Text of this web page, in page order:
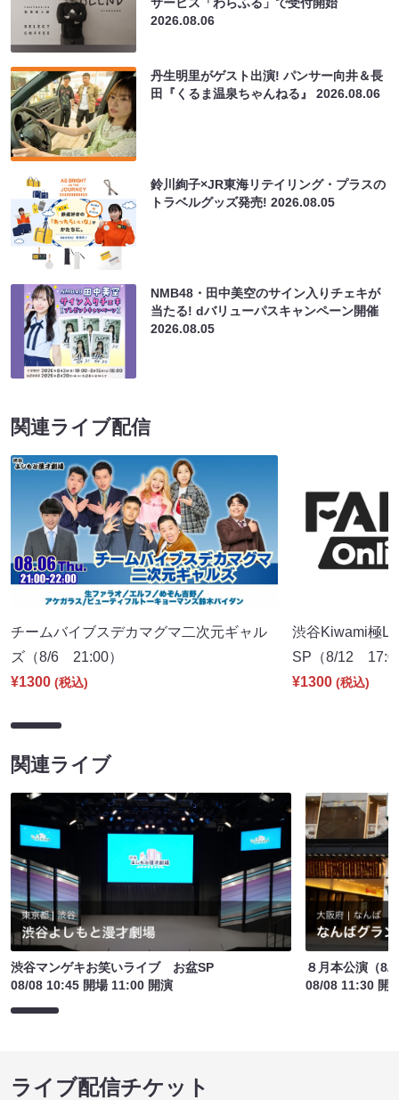
サービス「わらふる」で受付開始
2026.08.06
丹生明里がゲスト出演! パンサー向井＆長
田『くるま温泉ちゃんねる』2026.08.06
鈴川絢子×JR東海リテイリング・プラスの
トラベルグッズ発売!2026.08.05
NMB48・田中美空のサイン入りチェキが
当たる! dバリューパスキャンペーン開催
2026.08.05
関連ライブ配信
チームバイブスデカマグマ二次元ギャル
ズ（8/6 21:00）
¥1300 (税込)
渋谷Kiwami極
SP（8/12
¥1300 (税込)
関連ライブ
渋谷マンゲキお笑いライブ お盆SP
08/08 10:45 開場 11:00 開演
８月本公演（8/
08/08 11:30 開
ライブ配信チケット